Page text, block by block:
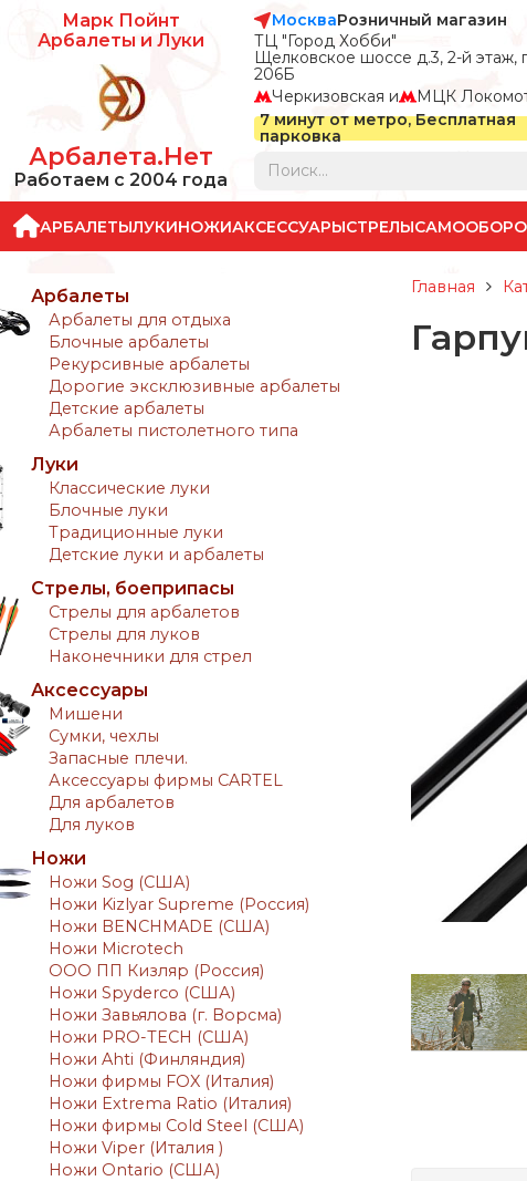
Марк Пойнт
Арбалеты и Луки
Арбалета.Нет
Работаем с 2004 года
МоскваРозничный магазин
ТЦ "Город Хобби"
Щелковское шоссе д.3, 2-й этаж,
206Б
Черкизовская и
МЦК
7 минут от метро, Бесплатная
парковка
АРБАЛЕТЫЛУКИНОЖИАКСЕССУАРЫСТРЕЛЫ
Арбалеты
Арбалеты для отдыха
Блочные арбалеты
Рекурсивные арбалеты
Дорогие эксклюзивные арбалеты
Детские арбалеты
Арбалеты пистолетного типа
Луки
Классические луки
Блочные луки
Традиционные луки
Детские луки и арбалеты
Стрелы, боеприпасы
Стрелы для арбалетов
Стрелы для луков
Наконечники для стрел
Аксессуары
Мишени
Сумки, чехлы
Запасные плечи.
Аксессуары фирмы CARTEL
Для арбалетов
Для луков
Ножи
Ножи Sog (США)
Ножи Kizlyar Supreme (Россия)
Ножи BENCHMADE (США)
Ножи Microtech
ООО ПП Кизляр (Россия)
Ножи Spyderco (США)
Ножи Завьялова (г. Ворсма)
Ножи PRO-TECH (США)
Ножи Ahti (Финляндия)
Ножи фирмы FOX (Италия)
Ножи Extrema Ratio (Италия)
Ножи фирмы Cold Steel (США)
Ножи Viper (Италия )
Ножи Ontario (США)
Главная